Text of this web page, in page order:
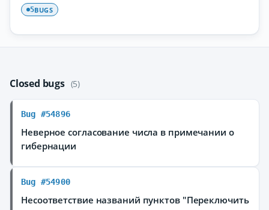
5BUGS
Closed bugs (5)
Bug #54896
Неверное согласование числа в примечании о
гибернации
Bug #54900
Несоответствие названий пунктов "Переключить